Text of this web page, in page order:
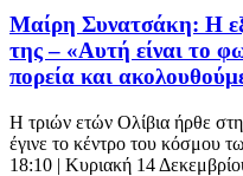
Μαίρη Συνατσάκη: Η
της – «Αυτή είναι το
πορεία και
Η τριών ετών Ολίβια ήρθε
έγινε το κέντρο του κόσμου
18:10 | Κυριακή 14